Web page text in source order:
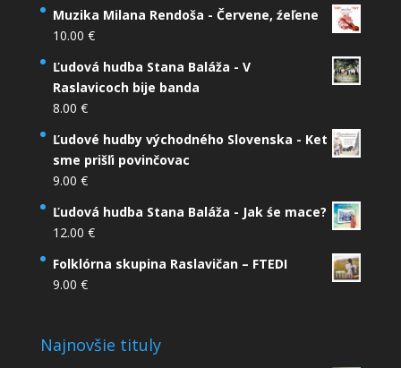
Muzika Milana Rendoša - Červene, źeľene
10.00 €
Ľudová hudba Stana Baláža - V
Raslavicoch bije banda
8.00 €
Ľudové hudby východného Slovenska - Ket
sme prišľi povinčovac
9.00 €
Ľudová hudba Stana Baláža - Jak śe mace?
12.00 €
Folklórna skupina Raslavičan – FTEDI
9.00 €
Najnovšie tituly